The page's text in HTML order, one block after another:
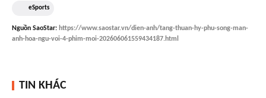
eSports
Nguồn SaoStar: https://www.saostar.vn/dien-anh/tang-thuan-hy-phu-song-man-
anh-hoa-ngu-voi-4-phim-moi-202606061559434187.html
TIN KHÁC